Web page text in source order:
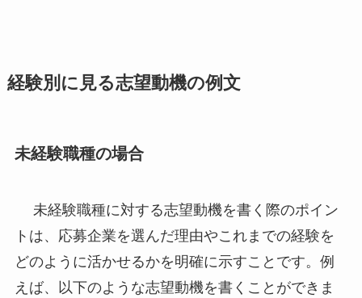
経験別に見る志望動機の例文
未経験職種の場合
未経験職種に対する志望動機を書く際のポイン
トは、応募企業を選んだ理由やこれまでの経験を
どのように活かせるかを明確に示すことです。例
えば、以下のような志望動機を書くことができま